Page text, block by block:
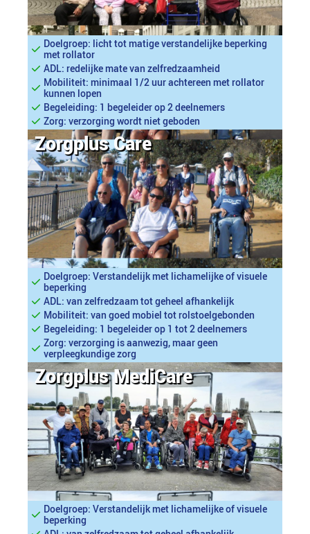
Doelgroep: licht tot matige verstandelijke beperking
met rollator
ADL: redelijke mate van zelfredzaamheid
Mobiliteit: minimaal 1/2 uur achtereen met rollator
kunnen lopen
Begeleiding: 1 begeleider op 2 deelnemers
Zorg: verzorging wordt niet geboden
Zorgplus Care
Doelgroep: Verstandelijk met lichamelijke of visuele
beperking
ADL: van zelfredzaam tot geheel afhankelijk
Mobiliteit: van goed mobiel tot rolstoelgebonden
Begeleiding: 1 begeleider op 1 tot 2 deelnemers
Zorg: verzorging is aanwezig, maar geen
verpleegkundige zorg
Zorgplus MediCare
Doelgroep: Verstandelijk met lichamelijke of visuele
beperking